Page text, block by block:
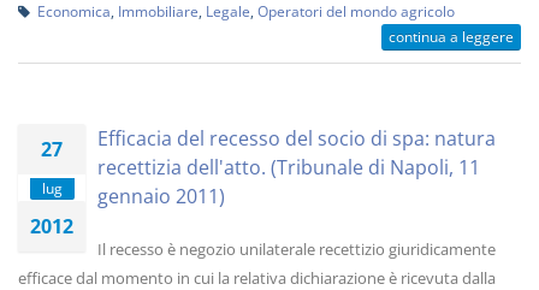
Economica Immobiliare Legale Operatori del mondo agricolo
continua a leggere
27
lug
2012
Efficacia del recesso del socio di spa: natura
recettizia dell'atto. (Tribunale di Napoli, 11
gennaio 2011)
Il recesso è negozio unilaterale recettizio giuridicamente
efficace dal momento in cui la relativa dichiarazione è ricevuta dalla